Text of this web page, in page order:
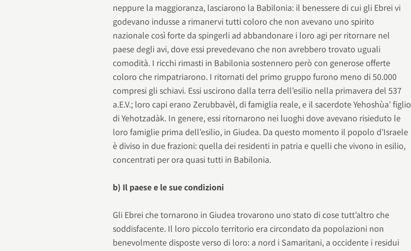
neppure la maggioranza, lasciarono la Babilonia: il benessere di cui gli Ebrei vi
godevano indusse a rimanervi tutti coloro che non avevano uno spirito
nazionale così forte da spingerli ad abbandonare i loro agi per ritornare nel
paese degli avi, dove essi prevedevano che non avrebbero trovato uguali
comodità. I ricchi rimasti in Babilonia sostennero però con generose offerte
coloro che rimpatriarono. I ritornati del primo gruppo furono meno di 50.000
compresi gli schiavi. Essi uscirono dalla terra dell’esilio nella primavera del 537
a.E.V.; loro capi erano Zerubbavèl, di famiglia reale, e il sacerdote Yehoshùa’ figlio
di Yehotzadàk. In genere, essi ritornarono nei luoghi dove avevano risieduto le
loro famiglie prima dell’esilio, in Giudea. Da questo momento il popolo d’Israele
è diviso in due frazioni: quella dei residenti in patria e quelli che vivono in esilio,
concentrati per ora quasi tutti in Babilonia.
b) Il paese e le sue condizioni
Gli Ebrei che tornarono in Giudea trovarono uno stato di cose tutt’altro che
soddisfacente. Il loro piccolo territorio era circondato da popolazioni non
benevolmente disposte verso di loro: a nord i Samaritani, a occidente i residui